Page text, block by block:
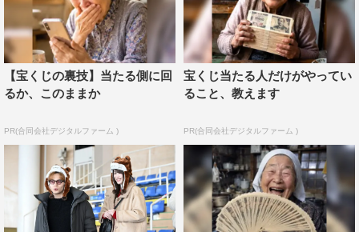
永さん」でXの世界トレンド1位、2位を独占。日本では
「#リビ松みてる」「＃リビングの松永さん」「#健ちゃ
ん」でトレンド1～3位までを独占するなど大きな話題に。
3月19日放送の第11話では、“同居人以上、恋人未満!? プ
朝子には思わぬキスの後遺症!?”という、両想いになった松
永＆美己の2人に早くも最大のピンチが。さらには健太郎
＆朝子のオトナの恋もこじれてしまい…と、またもやドギ
マギヤキモキする展開に。
【宝くじの裏技】当たる側に回
るか、このままか
PR(合同会社デジタルファーム )
宝くじ当たる人だけがやってい
ること、教えます
PR(合同会社デジタルファーム )